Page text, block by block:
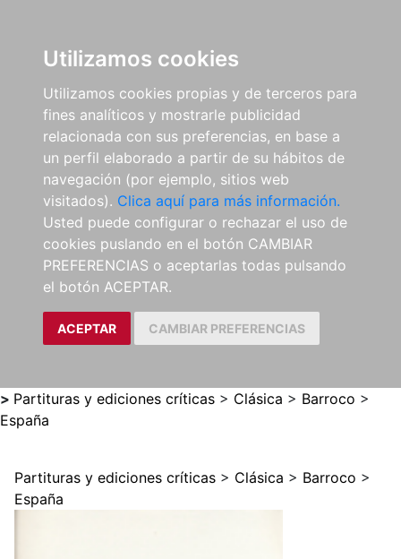
Utilizamos cookies
Utilizamos cookies propias y de terceros para
fines analíticos y mostrarle publicidad
relacionada con sus preferencias, en base a
un perfil elaborado a partir de su hábitos de
navegación (por ejemplo, sitios web
visitados). Clica aquí para más información.
Usted puede configurar o rechazar el uso de
cookies puslando en el botón CAMBIAR
PREFERENCIAS o aceptarlas todas pulsando
el botón ACEPTAR.
ACEPTAR CAMBIAR PREFERENCIAS
> Partituras y ediciones críticas > Clásica > Barroco >
España
Partituras y ediciones críticas > Clásica > Barroco >
España